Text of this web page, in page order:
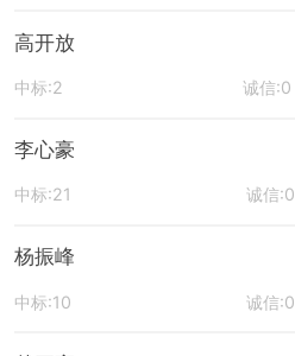
高开放
中标:2 诚信:0
李心豪
中标:21 诚信:0
杨振峰
中标:10 诚信:0